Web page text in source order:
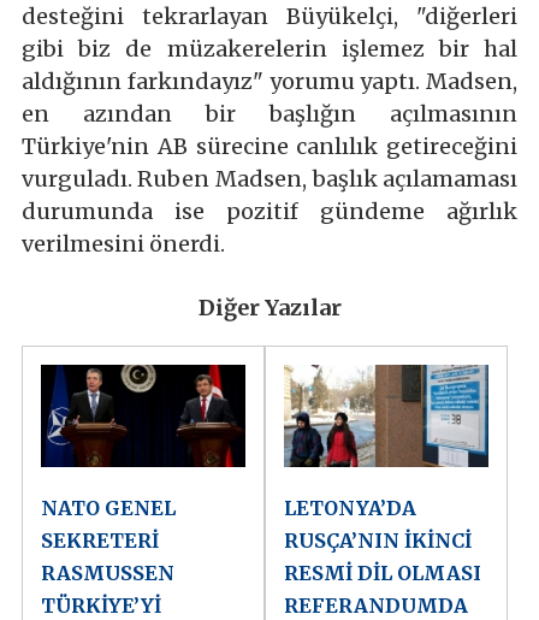
desteğini tekrarlayan Büyükelçi, "diğerleri
gibi biz de müzakerelerin işlemez bir hal
aldığının farkındayız" yorumu yaptı. Madsen,
en azından bir başlığın açılmasının
Türkiye'nin AB sürecine canlılık getireceğini
vurguladı. Ruben Madsen, başlık açılamaması
durumunda ise pozitif gündeme ağırlık
verilmesini önerdi.
Diğer Yazılar
NATO GENEL
SEKRETERİ
RASMUSSEN
TÜRKİYE’Yİ
LETONYA’DA
RUSÇA’NIN İKİNCİ
RESMİ DİL OLMASI
REFERANDUMDA